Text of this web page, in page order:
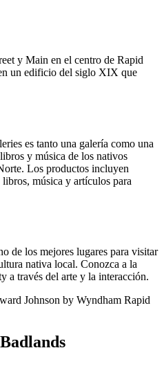
y Main en el centro de Rapid
un edificio del siglo XIX que
es tanto una galería como una
y música de los nativos
Los productos incluyen
música y artículos para
de los mejores lugares para visitar
nativa local. Conozca a la
a través del arte y la interacción.
Johnson by Wyndham Rapid